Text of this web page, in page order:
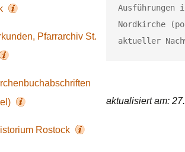
Pfarrarchiv St.
Rostock
Nordkirche
aktueller
aktualisiert am: